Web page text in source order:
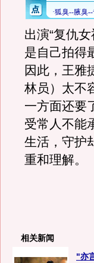
出演“复仇
是自己拍得
因此，王雅
林员）太不
一方面还要
受常人不能
生活，守护
重和理解。
相关新闻
"亦